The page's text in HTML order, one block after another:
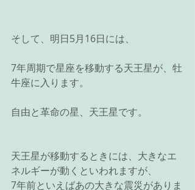
そして、明日5月16日には、
7年周期で星座を移動する天王星が、牡
牛座に入ります。
自由と革命の星、天王星です。
天王星が移動するときには、大きなエ
ネルギーが動くといわれますが、
7年前といえばあの大きな震災がありま